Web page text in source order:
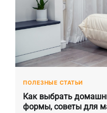
ПОЛЕЗНЫЕ СТАТЬИ
Как выбрать
формы, советы для